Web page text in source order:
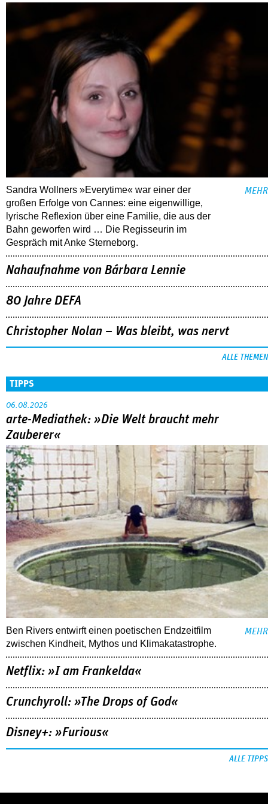
Sandra Wollners »Everytime« war einer der
großen Erfolge von Cannes: eine eigenwillige,
lyrische Reflexion über eine ­Familie, die aus der
Bahn geworfen wird … Die Regisseurin im
Gespräch mit Anke Sterneborg.
MEHR
Nahaufnahme von Bárbara Lennie
80 Jahre DEFA
Christopher Nolan – Was bleibt, was nervt
ALLE THEMEN
TIPPS
06.08.2026
arte-Mediathek: »Die Welt braucht mehr
Zauberer«
Ben Rivers entwirft einen poetischen Endzeitfilm
zwischen Kindheit, Mythos und Klimakatastrophe.
MEHR
Netflix: »I am Frankelda«
Crunchyroll: »The Drops of God«
Disney+: »Furious«
ALLE TIPPS